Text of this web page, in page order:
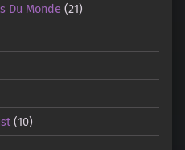
Du Monde (21)
(10)